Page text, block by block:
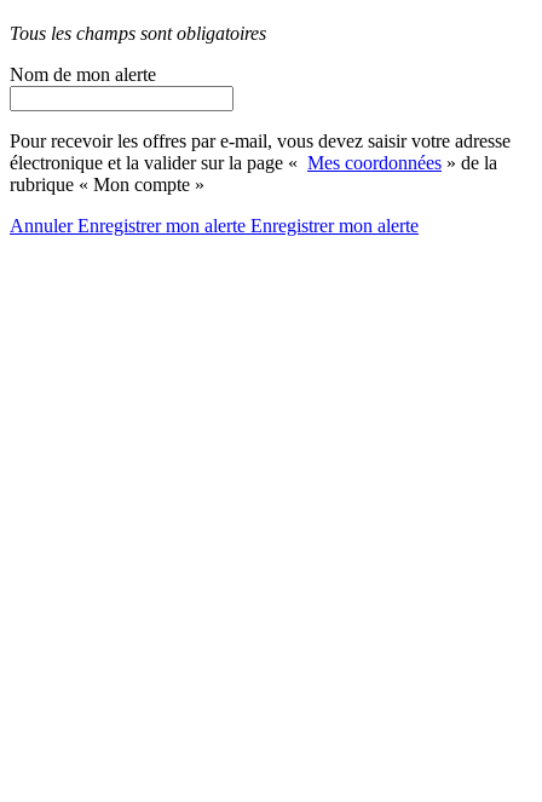
Tous les champs sont obligatoires
Nom de mon alerte
Pour recevoir les offres par e-mail, vous devez saisir votre adresse
électronique et la valider sur la page « Mes coordonnées » de la
rubrique « Mon compte »
AnnulerEnregistrer mon alerte Enregistrermon alerte